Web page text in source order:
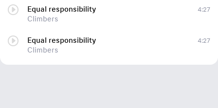
Equal responsibility
Climbers
4:27
Equal responsibility
Climbers
4:27